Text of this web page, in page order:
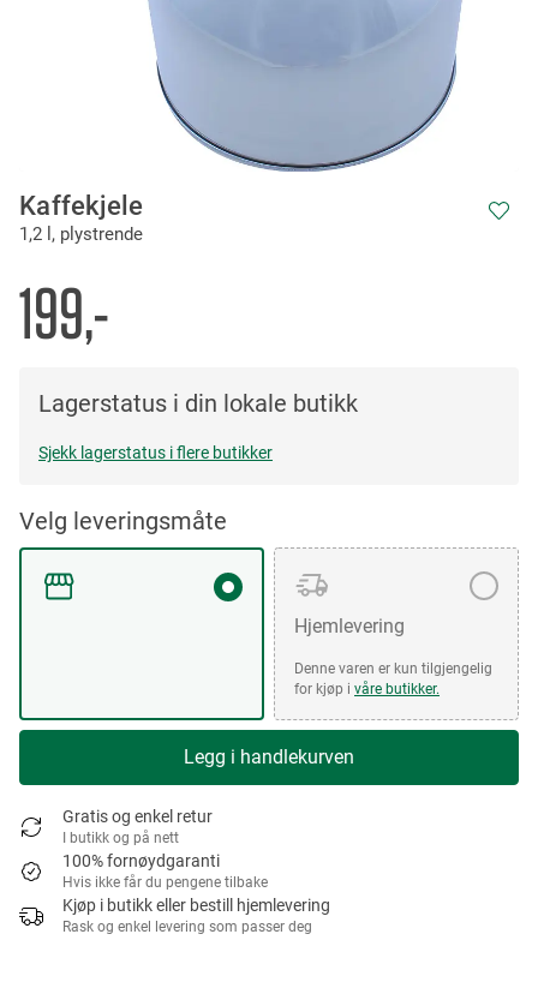
Kaffekjele
1,2 l, plystrende
199,-
Lagerstatus i din lokale butikk
Sjekk lagerstatus i flere butikker
Velg leveringsmåte
Hjemlevering
Denne varen er kun tilgjengelig
for kjøp i våre butikker.
Legg i handlekurven
Gratis og enkel retur
I butikk og på nett
100% fornøydgaranti
Hvis ikke får du pengene tilbake
Kjøp i butikk eller bestill hjemlevering
Rask og enkel levering som passer deg
to
the
of
the
images